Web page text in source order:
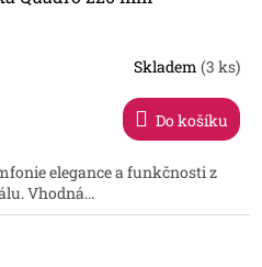
Skladem(3 ks)
Do košíku
elegance a funkčnosti z
Vhodná...